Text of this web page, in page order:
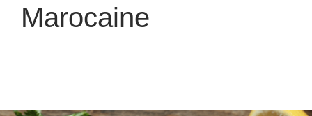
Marocaine